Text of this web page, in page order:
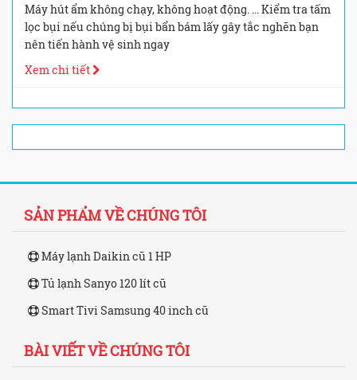
Máy hút ẩm không chạy, không hoạt động. ... Kiểm tra tấm
lọc bụi nếu chúng bị bụi bẩn bám lấy gây tắc nghẽn bạn
nên tiến hành vệ sinh ngay
Xem chi tiết
SẢN PHẨM VỀ CHÚNG TÔI
Máy lạnh Daikin cũ 1 HP
Tủ lạnh Sanyo 120 lít cũ
Smart Tivi Samsung 40 inch cũ
BÀI VIẾT VỀ CHÚNG TÔI